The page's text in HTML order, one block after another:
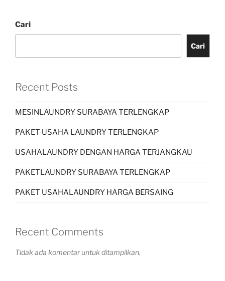
Cari
Cari
Recent Posts
MESINLAUNDRY SURABAYA TERLENGKAP
PAKET USAHA LAUNDRY TERLENGKAP
USAHALAUNDRY DENGAN HARGA TERJANGKAU
PAKETLAUNDRY SURABAYA TERLENGKAP
PAKET USAHALAUNDRY HARGA BERSAING
Recent Comments
Tidak ada komentar untuk ditampilkan.